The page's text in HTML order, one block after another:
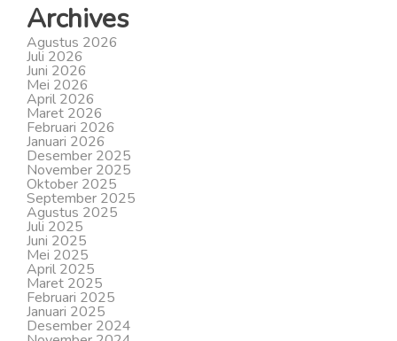
Archives
Agustus 2026
Juli 2026
Juni 2026
Mei 2026
April 2026
Maret 2026
Februari 2026
Januari 2026
Desember 2025
November 2025
Oktober 2025
September 2025
Agustus 2025
Juli 2025
Juni 2025
Mei 2025
April 2025
Maret 2025
Februari 2025
Januari 2025
Desember 2024